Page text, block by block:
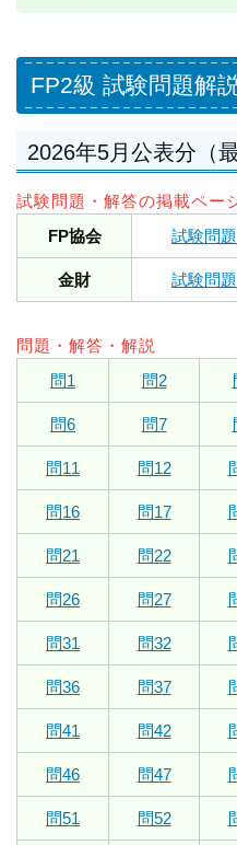
FP2級 試験問題解
2026年5月公表分（最
試験問題・解答の掲載ペー
FP協会
試験問題
金財 試験問題
問題・解答・解説
問1
問2
問6 問7
問11 問12
問16 問17
問21 問22
問26 問27
問31 問32
問36 問37
問41 問42
問46 問47
問51 問52